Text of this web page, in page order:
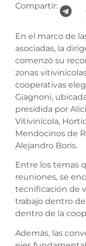
Compartir:
En el marco de
asociadas, la
comenzó su
zonas
cooperativas
Giagnoni,
presidida por
Vitivinícola,
Mendocinos de
Alejandro Boris.
Entre los temas
reuniones, se
tecnificación de
trabajo dentro de
dentro de la
Además, las